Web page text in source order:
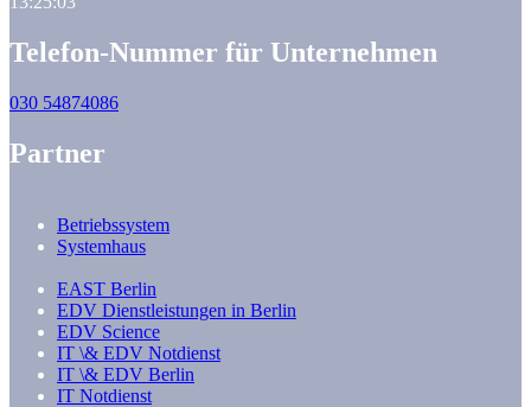
Telefon-Nummer für Unternehmen
030 54874086
Partner
Betriebssystem
Systemhaus
EAST Berlin
EDV Dienstleistungen in Berlin
EDV Science
IT \& EDV Notdienst
IT \& EDV Berlin
IT Notdienst